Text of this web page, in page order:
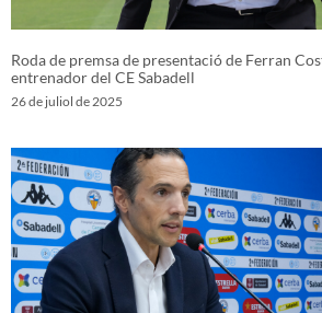
Roda de premsa de presentació de Ferran
entrenador del CE Sabadell
26 de juliol de 2025